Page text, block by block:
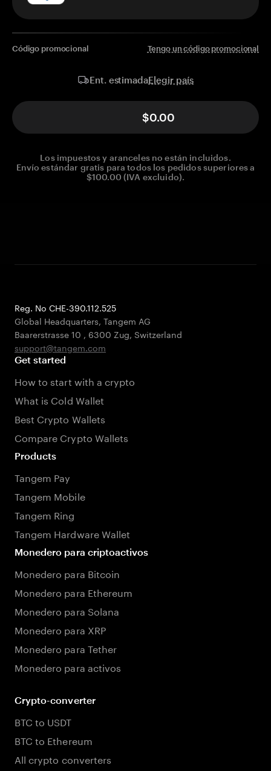
Código promocional Tengo un código promocional
Ent. estimadaElegir país
$0.00
Los impuestos y aranceles no están incluidos.
Envío estándar gratis para todos los pedidos superiores a
$100.00 (IVA excluido).
Reg. No CHE-390.112.525
Global Headquarters, Tangem AG
Baarerstrasse 10 , 6300 Zug, Switzerland
support@tangem.com
Get started
How to start with a crypto
What is Cold Wallet
Best Crypto Wallets
Compare Crypto Wallets
Products
Tangem Pay
Tangem Mobile
Tangem Ring
Tangem Hardware Wallet
Monedero para criptoactivos
Monedero para Bitcoin
Monedero para Ethereum
Monedero para Solana
Monedero para XRP
Monedero para Tether
Monedero para activos
Crypto-converter
BTC to USDT
BTC to Ethereum
All crypto converters